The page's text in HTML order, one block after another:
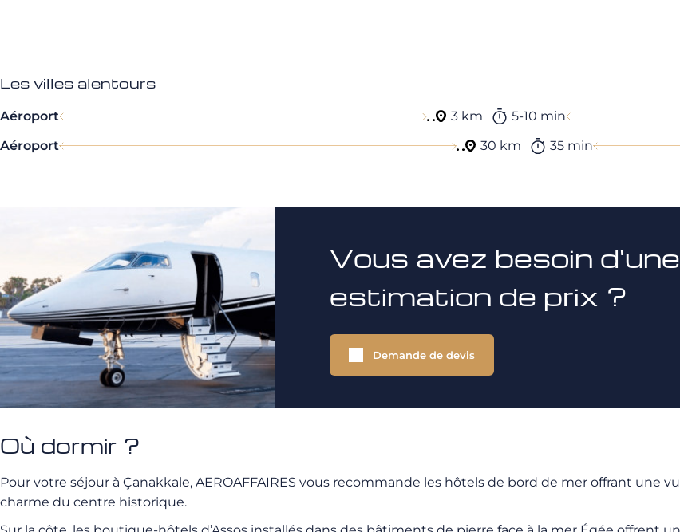
Les villes alentours
Aéroport 3 km 5-10 min
Aéroport
30 km 35 min
Vous avez besoin d'une
estimation de prix ?
Demande de devis
Où dormir ?
Pour votre séjour à Çanakkale, AEROAFFAIRES vous recommande les hôtels de bord de mer offrant une
charme du centre historique.